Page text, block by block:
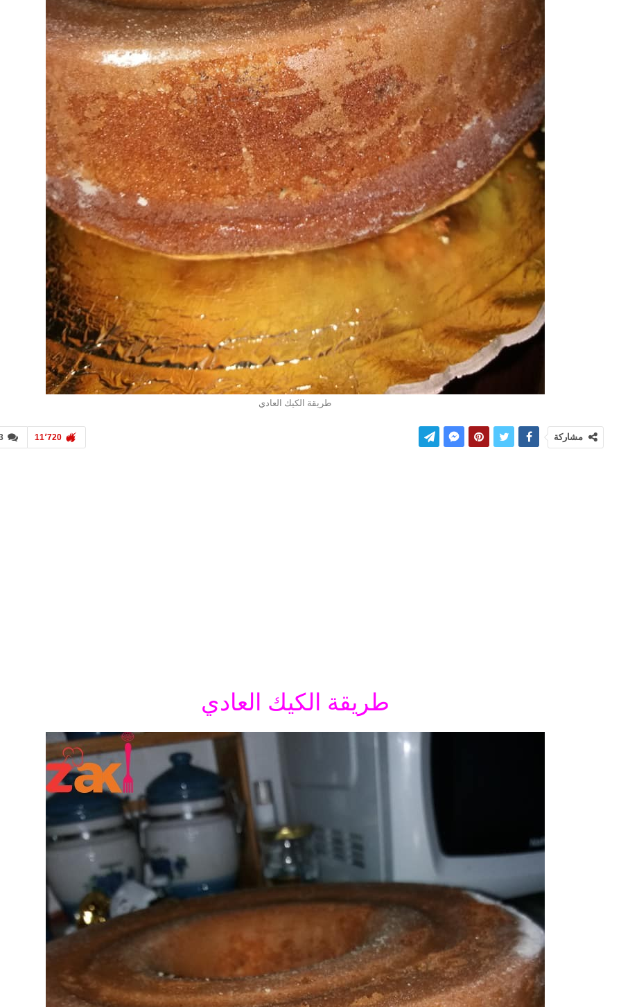
طريقة الكيك العادي
11٬720 مشاركة
طريقة الكيك العادي